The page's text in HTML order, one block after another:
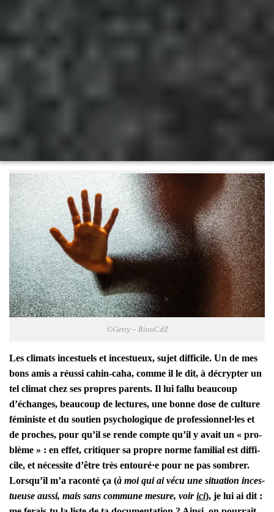
©Get­ty – RinoCdZ
Les cli­mats inces­tuels et inces­tueux, sujet dif­fi­cile. Un de mes
bons amis a réus­si cahin-caha, comme il le dit, à décryp­ter un
tel cli­mat chez ses propres parents. Il lui fal­lu beau­coup
d’échanges, beau­coup de lec­tures, une bonne dose de culture
fémi­niste et du sou­tien psy­cho­lo­gique de professionnel·les et
de proches, pour qu’il se rende compte qu’il y avait un « pro­
blème » : en effet, cri­ti­quer sa propre norme fami­lial est dif­fi­
cile, et néces­site d’être très entouré·e pour ne pas som­brer.
Lors­qu’il m’a racon­té ça (à moi qui ai vécu une situa­tion inces­
tueuse aus­si, mais sans com­mune mesure, voirici), je lui ai dit :